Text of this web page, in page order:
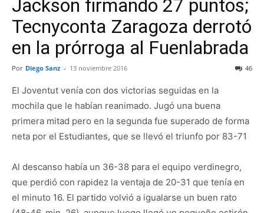
Jackson firmando 27 puntos;
Tecnyconta Zaragoza derrotó
en la prórroga al Fuenlabrada
Por Diego Sanz - 13 noviembre 2016 46
El Joventut venía con dos victorias seguidas en la
mochila que le habían reanimado. Jugó una buena
primera mitad pero en la segunda fue superado de forma
neta por el Estudiantes, que se llevó el triunfo por 83-71
Al descanso había un 36-38 para el equipo verdinegro,
que perdió con rapidez la ventaja de 20-31 que tenía en
el minuto 16. El partido volvió a igualarse un buen rato